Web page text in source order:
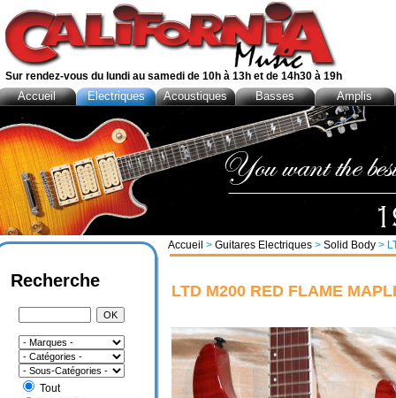
Accueil > Guitares Electriques > Solid Body >
LTD M200 RED FLAME
Recherche
Tout
Sur rendez-vous du lundi au samedi de 10h à 13h et de 14h30 à 19h
Accueil Electriques Acoustiques Basses Amplis